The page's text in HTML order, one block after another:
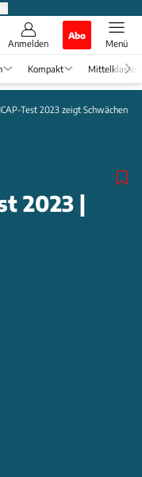
Anmelden
Abo
Menü
Kompakt Mittelklasse
Test 2023 zeigt Schwächen
2023 |